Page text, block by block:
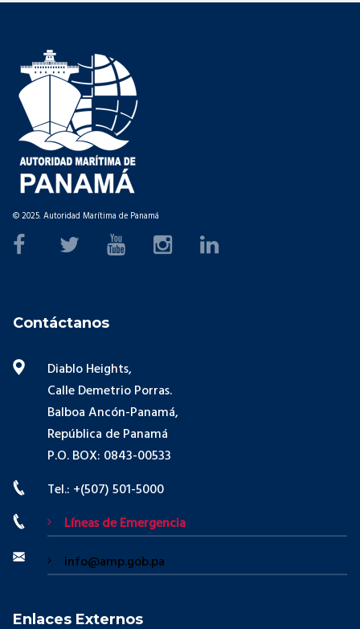
© 2025. Autoridad Marítima de Panamá
Contáctanos
Diablo Heights,
Calle Demetrio Porras.
Balboa Ancón-Panamá,
República de Panamá
P.O. BOX: 0843-00533
Tel.: +(507) 501-5000
Líneas de Emergencia
info@amp.gob.pa
Enlaces Externos